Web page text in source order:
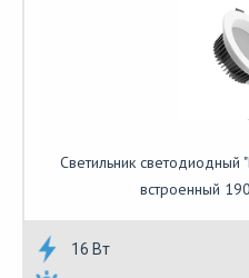
Cветильник
встроенный
16 Вт